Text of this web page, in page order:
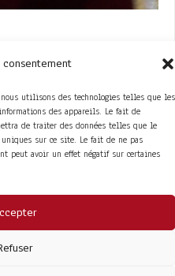
utilisons des technologies telles que les
des appareils. Le fait de
de traiter des données telles que le
sur ce site. Le fait de ne pas
peut avoir un effet négatif sur certaines
adhérent
Vente